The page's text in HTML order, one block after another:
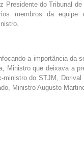
Presidente do Tribunal
membros da equipe
a importância da
Ministro que deixava a
ministro do STJM, Dorival
Ministro Augusto